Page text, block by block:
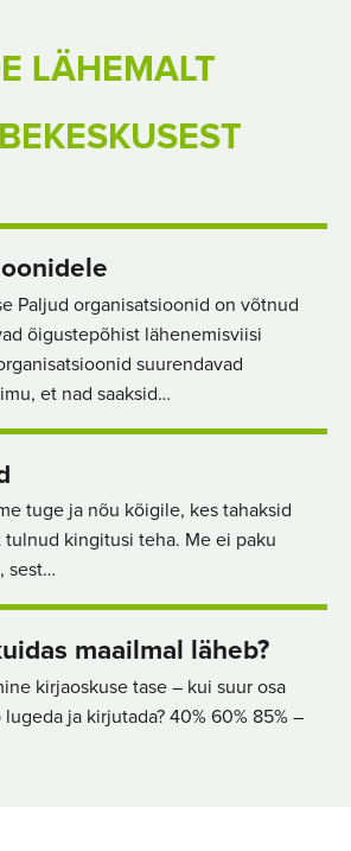
LÄHEMALT
Paljud organisatsioonid on võtnud
õigustepõhist lähenemisviisi
suurendavad
et nad saaksid…
tuge ja nõu kõigile, kes tahaksid
tulnud kingitusi teha. Me ei paku
sest…
maailmal läheb?
kirjaoskuse tase – kui suur osa
ja kirjutada? 40% 60% 85% –